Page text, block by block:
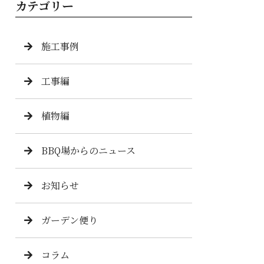
カテゴリー
施工事例
工事編
植物編
BBQ場からのニュース
お知らせ
ガーデン便り
コラム